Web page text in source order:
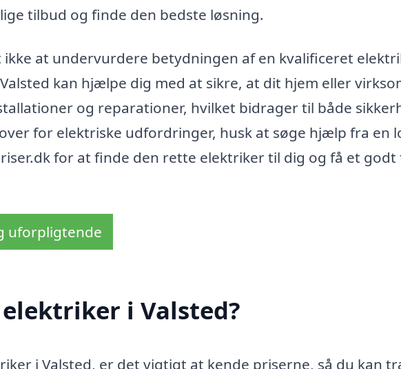
tilbud og finde den bedste løsning.
at undervurdere betydningen af en kvalificeret
kan hjælpe dig med at sikre, at dit hjem eller
og reparationer, hvilket bidrager til både
for elektriske udfordringer, husk at søge hjælp fra en
for at finde den rette elektriker til dig og få et
uforpligtende
i Valsted?
i Valsted, er det vigtigt at kende priserne, så du kan